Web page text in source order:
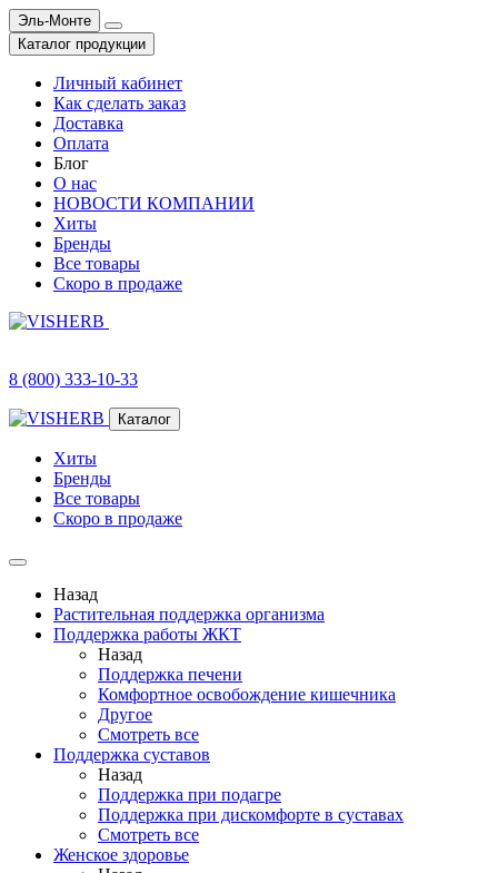
Эль-Монте
Каталог продукции
Личный кабинет
Как сделать заказ
Доставка
Оплата
Блог
О нас
НОВОСТИ КОМПАНИИ
Хиты
Бренды
Все товары
Скоро в продаже
8 (800) 333-10-33
Каталог
Хиты
Бренды
Все товары
Скоро в продаже
Назад
Растительная поддержка организма
Поддержка работы ЖКТ
Назад
Поддержка печени
Комфортное освобождение кишечника
Другое
Смотреть все
Поддержка суставов
Назад
Поддержка при подагре
Поддержка при дискомфорте в суставах
Смотреть все
Женское здоровье